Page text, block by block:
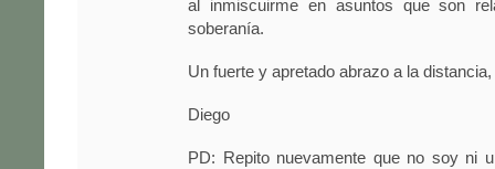
al inmiscuirme en asuntos que son
soberanía.
Un fuerte y apretado abrazo a la distancia,
Diego
PD: Repito nuevamente que no soy ni